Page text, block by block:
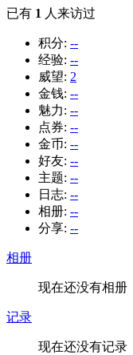
已有 1 人来访过
积分: --
经验: --
威望: 2
金钱: --
魅力: --
点券: --
金币: --
好友: --
主题: --
日志: --
相册: --
分享: --
相册
现在还没有相册
记录
现在还没有记录